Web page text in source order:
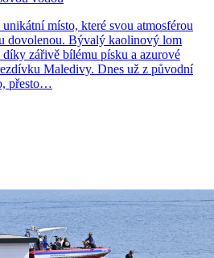
místo, které svou atmosférou
dovolenou. Bývalý kaolinový lom
zářivě bílému písku a azurové
Maledivy. Dnes už z původní
přesto…